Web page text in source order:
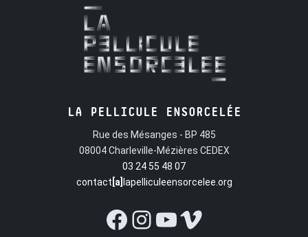
LA PELLICULE ENSORCELÉE
Rue des Mésanges - BP 485
08004 Charleville-Mézières CEDEX
03 24 55 48 07
contact [a] lapelliculeensorcelee.org
Facebook
Instagram
YouTube
Vimeo